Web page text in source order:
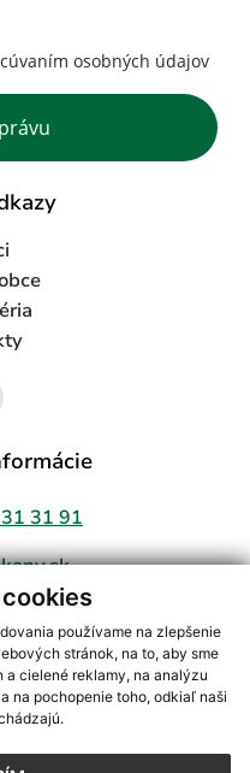
používame na zlepšenie
stránok, na to, aby sme
cielené reklamy, na analýzu
na pochopenie toho, odkiaľ naši
osobných údajov
31 91
informácií s využitím RSS
2,Mapa stránok,web portál
,registrácia domény